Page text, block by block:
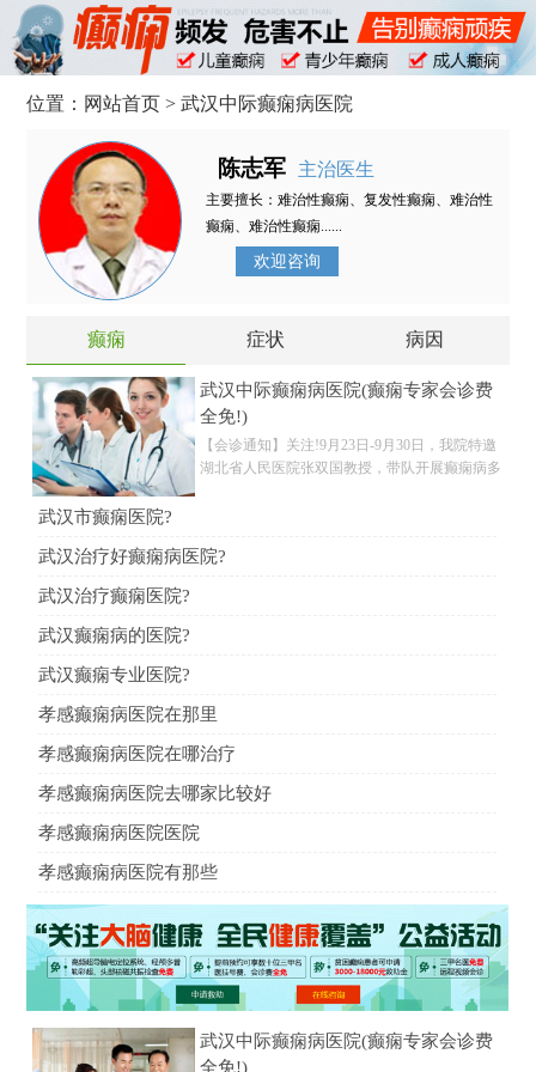
位置： 网站首页 > 武汉中际癫痫病医院
陈志军 主治医生
主要擅长：难治性癫痫、复发性癫痫、难治性
癫痫、难治性癫痫......
欢迎咨询
癫痫 症状 病因
武汉中际癫痫病医院(癫痫专家会诊费
全免!)
【会诊通知】关注!9月23日-9月30日，我院特邀
湖北省人民医院张双国教授，带队开展癫痫病多
武汉市癫痫医院?
武汉治疗好癫痫病医院?
武汉治疗癫痫医院?
武汉癫痫病的医院?
武汉癫痫专业医院?
孝感癫痫病医院在那里
孝感癫痫病医院在哪治疗
孝感癫痫病医院去哪家比较好
孝感癫痫病医院医院
孝感癫痫病医院有那些
武汉中际癫痫病医院(癫痫专家会诊费
全免!)